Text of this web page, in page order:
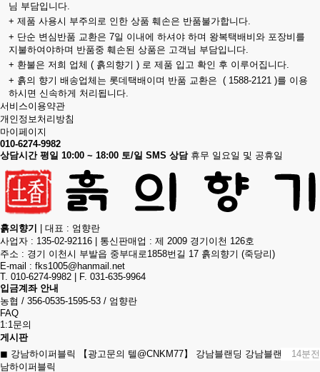
님 부담입니다.
+ 제품 사용시 부주의로 인한 상품 훼손은 반품불가합니다.
+ 단순 변심반품 교환은 7일 이내에 하셔야 하며 왕복택배비와 포장비를
지불하여야하며 반품중 훼손된 상품은 고객님 부담입니다.
+ 환불은 저희 업체 ( 흙의향기 ) 로 제품 입고 확인 후 이루어집니다.
+ 흙의 향기 배송업체는 롯데택배이며 반품 교환은 ( 1588-2121 )를 이용
하시면 신속하게 처리됩니다.
서비스이용약관
개인정보처리방침
마이페이지
010-6274-9982
상담시간 평일 10:00 ~ 18:00 토/일 SMS 상담 휴무 일요일 및 공휴일
흙의향기
대표 : 엄향란
사업자 : 135-02-92116
통신판매업 : 제 2009 경기이천 126호
주소 : 경기 이천시 부발읍 중부대로1858번길 17 흙의향기 (죽당리)
E-mail : fks1005@hanmail.net
T. 010-6274-9982
F. 031-635-9964
입금계좌 안내
농협 / 356-0535-1595-53 / 엄향란
FAQ
1:1문의
게시판
◼︎ 강남하이퍼블릭 【광고문의 텔@CNKM77】 강남블랜딩 강남블랜딩 신강
남하이퍼블릭
14분전